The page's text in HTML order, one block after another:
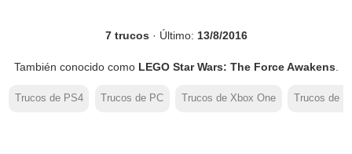
7 trucos · Último: 13/8/2016
También conocido como LEGO Star Wars: The Force Awakens
Trucos de PS4 Trucos de PC Trucos de Xbox One Trucos de